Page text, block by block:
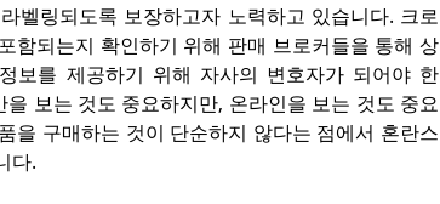
벨링되도록 보장하고자 노력하고 있습니다. 크로
함되는지 확인하기 위해 판매 브로커들을 통해 상
보를 제공하기 위해 자사의 변호자가 되어야 한
보는 것도 중요하지만, 온라인을 보는 것도 중요
을 구매하는 것이 단순하지 않다는 점에서 혼란스
다.